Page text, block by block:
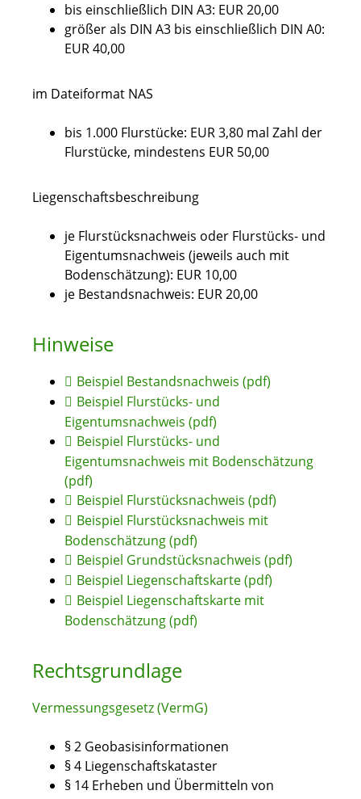
bis einschließlich DIN A3: EUR 20,00
größer als DIN A3 bis einschließlich DIN A0:
EUR 40,00
im Dateiformat NAS
bis 1.000 Flurstücke: EUR 3,80 mal Zahl der
Flurstücke, mindestens EUR 50,00
Liegenschaftsbeschreibung
je Flurstücksnachweis oder Flurstücks- und
Eigentumsnachweis (jeweils auch mit
Bodenschätzung): EUR 10,00
je Bestandsnachweis: EUR 20,00
Hinweise
Beispiel Bestandsnachweis (pdf)
Beispiel Flurstücks- und
Eigentumsnachweis (pdf)
Beispiel Flurstücks- und
Eigentumsnachweis mit Bodenschätzung
(pdf)
Beispiel Flurstücksnachweis (pdf)
Beispiel Flurstücksnachweis mit
Bodenschätzung (pdf)
Beispiel Grundstücksnachweis (pdf)
Beispiel Liegenschaftskarte (pdf)
Beispiel Liegenschaftskarte mit
Bodenschätzung (pdf)
Rechtsgrundlage
Vermessungsgesetz (VermG)
§ 2 Geobasisinformationen
§ 4 Liegenschaftskataster
§ 14 Erheben und Übermitteln von